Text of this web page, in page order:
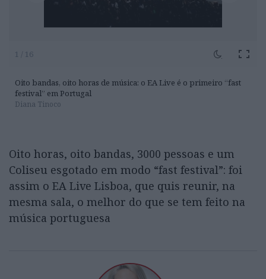
1 / 16
Oito bandas, oito horas de música: o EA Live é o primeiro “fast
festival” em Portugal
Diana Tinoco
Oito horas, oito bandas, 3000 pessoas e um
Coliseu esgotado em modo “fast festival”: foi
assim o EA Live Lisboa, que quis reunir, na
mesma sala, o melhor do que se tem feito na
música portuguesa